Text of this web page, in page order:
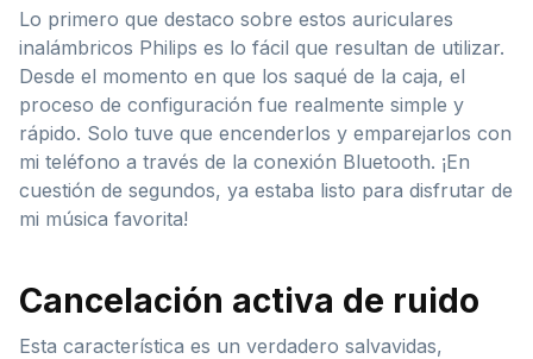
Lo primero que destaco sobre estos auriculares
inalámbricos Philips es lo fácil que resultan de utilizar.
Desde el momento en que los saqué de la caja, el
proceso de configuración fue realmente simple y
rápido. Solo tuve que encenderlos y emparejarlos con
mi teléfono a través de la conexión Bluetooth. ¡En
cuestión de segundos, ya estaba listo para disfrutar de
mi música favorita!
Cancelación activa de ruido
Esta característica es un verdadero salvavidas,